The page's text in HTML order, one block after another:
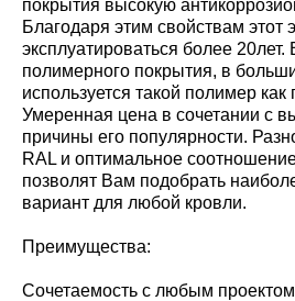
покрытия высокую
Благодаря этим свойствам этот
эксплуатироваться более 20лет.
полимерного покрытия, в
используется такой полимер как
Умеренная цена в сочетании с
причины его популярности.
RAL и оптимальное
позволят Вам подобрать
вариант для любой кровли.
Преимущества:
Сочетаемость с любым